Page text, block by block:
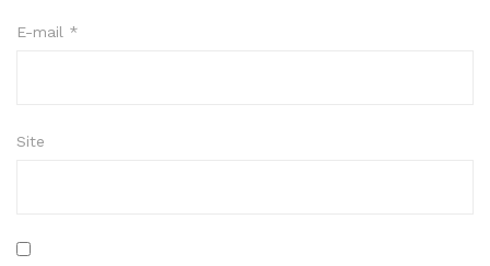
E-mail *
Site